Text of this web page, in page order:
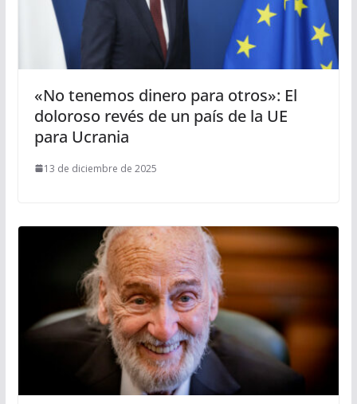
«No tenemos dinero para otros»: El
doloroso revés de un país de la UE
para Ucrania
13 de diciembre de 2025